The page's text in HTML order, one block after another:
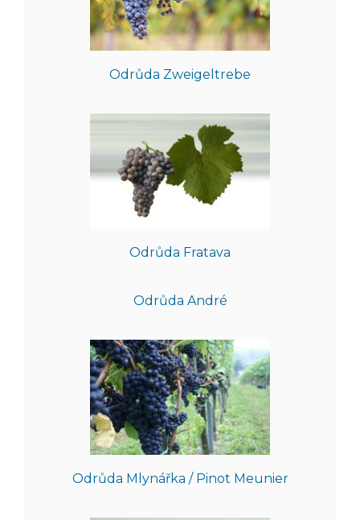
Odrůda Zweigeltrebe
Odrůda Fratava
Odrůda André
Odrůda Mlynářka / Pinot Meunier